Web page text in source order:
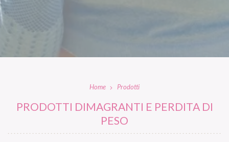
Home Prodotti
PRODOTTI DIMAGRANTI E PERDITA DI
PESO